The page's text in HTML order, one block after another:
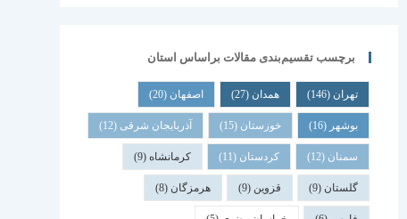
برچسب تقسیم‌بندی مقالات براساس استان
تهران (146) همدان (27) اصفهان (20)
بوشهر (16) خوزستان (15) آذربایجان شرقی (12)
سمنان (12) کردستان (11) کرمانشاه(9)
گلستان (9) قزوین (9) هرمزگان (8)